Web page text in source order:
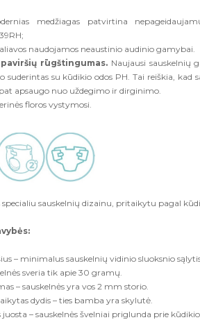
medžiagas patvirtina
naudojamos neaustinio audinio gamybai.
rūgštingumas.Naujausi sauskelnių
suderintas su kūdikio odos PH. Tai reiškia,
apsaugo nuo uždegimo ir dirginimo.
floros vystymosi.
sauskelnių dizainu, pritaikytu pagal
– minimalus sauskelnių vidinio sluoksnio
sveria tik apie 30 gramų.
– sauskelnės yra vos 2 mm storio.
dydis – ties bamba yra skylutė.
– sauskelnės švelniai priglunda prie